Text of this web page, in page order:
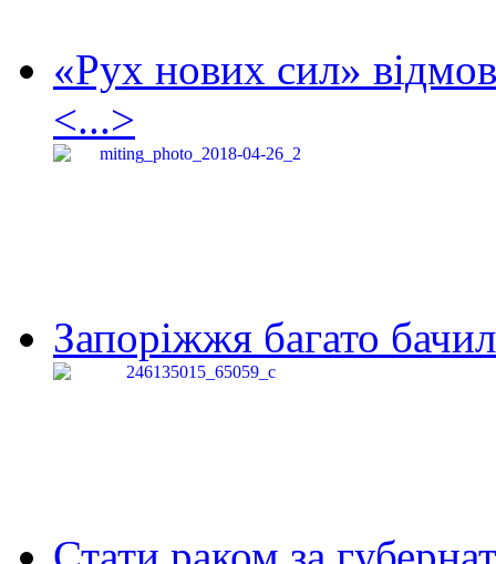
«Рух нових сил»
<...>
Запоріжжя багато